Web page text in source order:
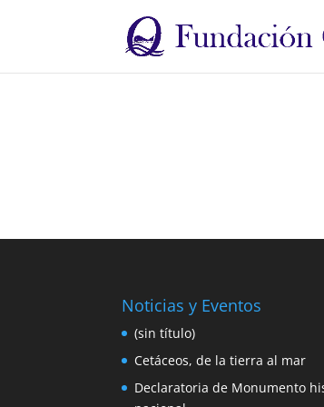
Noticias y Eventos
(sin título)
Cetáceos, de la tierra al mar
Declaratoria de Monumento